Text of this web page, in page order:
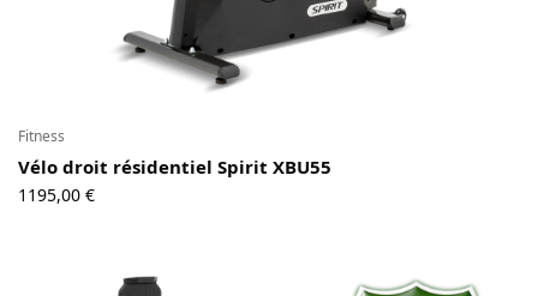
Fitness
Vélo droit résidentiel Spirit XBU55
1195,00 €